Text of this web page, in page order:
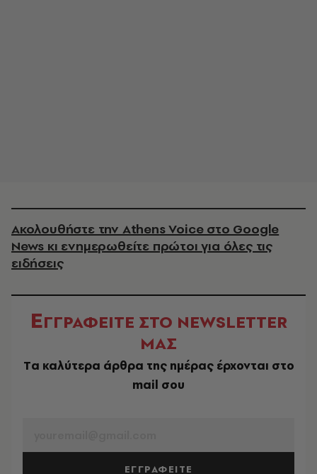
Ακολουθήστε την Athens Voice στο Google
News κι ενημερωθείτε πρώτοι για όλες τις
ειδήσεις
ΕΓΓΡΑΦΕΙΤΕ ΣΤΟ NEWSLETTER
ΜΑΣ
Tα καλύτερα άρθρα της ημέρας έρχονται στο
mail σου
ΕΓΓΡΑΦΕΙΤΕ